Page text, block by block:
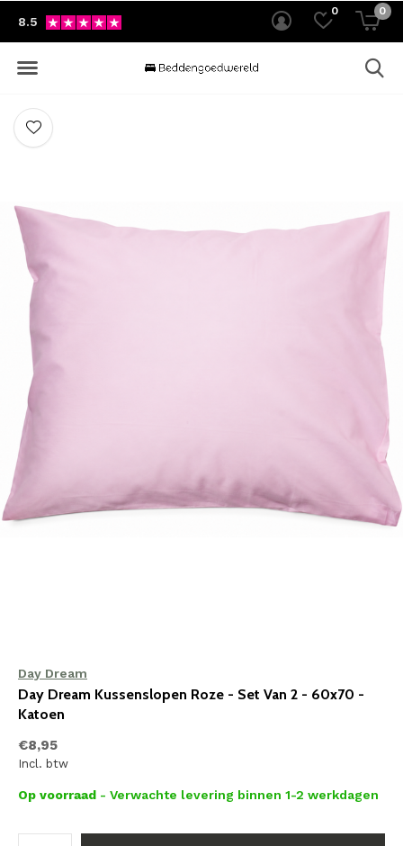
0 0
8.5
Day Dream
Day Dream Kussenslopen Roze - Set Van 2 - 60x70 -
Katoen
€8,95
Incl. btw
Op voorraad - Verwachte levering binnen 1-2 werkdagen